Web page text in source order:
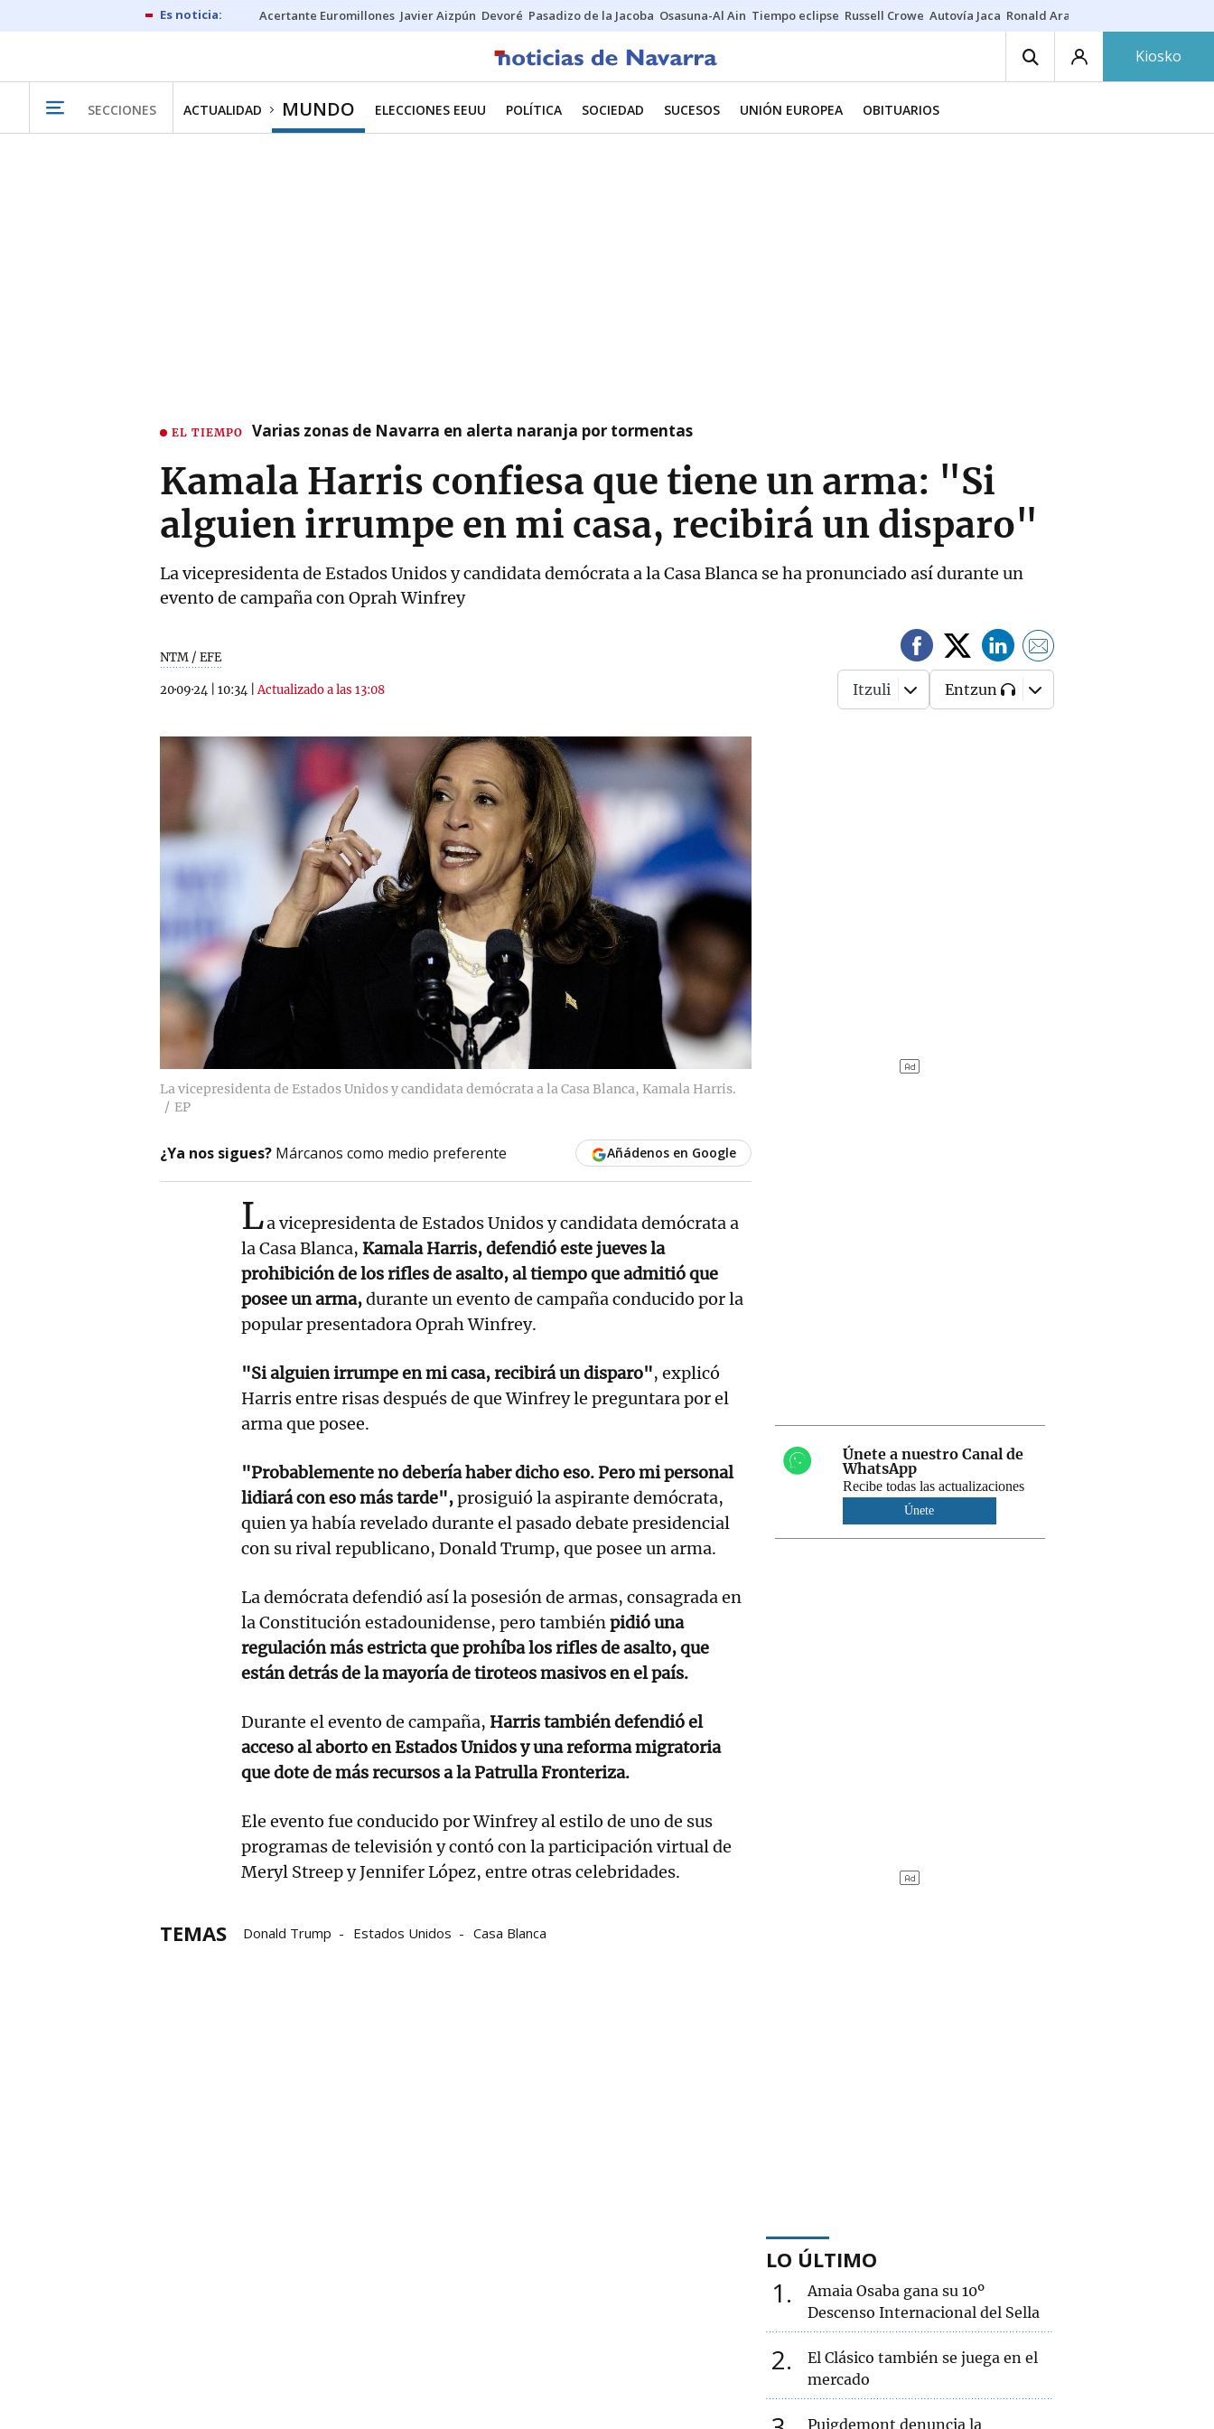
Acertante Euromillones Javier Aizpún Devoré Pasadizo de la Jacoba Osasuna-Al Ain Tiempo eclipse Russell Crowe Autovía Jaca Ronald Araújo
Kiosko
SECCIONES ACTUALIDAD MUNDO ELECCIONES EEUU POLÍTICA SOCIEDAD SUCESOS UNIÓN EUROPEA OBITUARIOS
EL TIEMPO Varias zonas de Navarra en alerta naranja por tormentas
Kamala Harris confiesa que tiene un arma: "Si
alguien irrumpe en mi casa, recibirá un disparo"
La vicepresidenta de Estados Unidos y candidata demócrata a la Casa Blanca se ha pronunciado así durante un
evento de campaña con Oprah Winfrey
NTM / EFE
20·09·24 10:34 |Actualizado a las 13:08 Itzuli Entzun
La vicepresidenta de Estados Unidos y candidata demócrata a la Casa Blanca, Kamala Harris.
EP
¿Ya nos sigues? Márcanos como medio preferente Añádenos en Google
La vicepresidenta de Estados Unidos y candidata demócrata a
la Casa Blanca, Kamala Harris, defendió este jueves la
prohibición de los rifles de asalto, al tiempo que admitió que
posee un arma,durante un evento de campaña conducido por la
popular presentadora Oprah Winfrey.
"Si alguien irrumpe en mi casa, recibirá un disparo", explicó
Harris entre risas después de que Winfrey le preguntara por el
arma que posee.
"Probablemente no debería haber dicho eso. Pero mi personal
lidiará con eso más tarde",prosiguió la aspirante demócrata,
quien ya había revelado durante el pasado debate presidencial
con su rival republicano, Donald Trump, que posee un arma.
La demócrata defendió así la posesión de armas, consagrada en
la Constitución estadounidense, pero tambiénpidió una
regulación más estricta que prohíba los rifles de asalto, que
están detrás de la mayoría de tiroteos masivos en el país.
Durante el evento de campaña, Harris también defendió el
acceso al aborto en Estados Unidos y una reforma migratoria
que dote de más recursos a la Patrulla Fronteriza.
Ele evento fue conducido por Winfrey al estilo de uno de sus
programas de televisión y contó con la participación virtual de
Meryl Streep y Jennifer López, entre otras celebridades.
TEMAS Donald Trump Estados Unidos Casa Blanca
Únete a nuestro Canal de
WhatsApp
Recibe todas las actualizaciones
Únete
LO ÚLTIMO
1
Amaia Osaba gana su 10º
Descenso Internacional del Sella
2
El Clásico también se juega en el
mercado
Puigdemont denuncia la